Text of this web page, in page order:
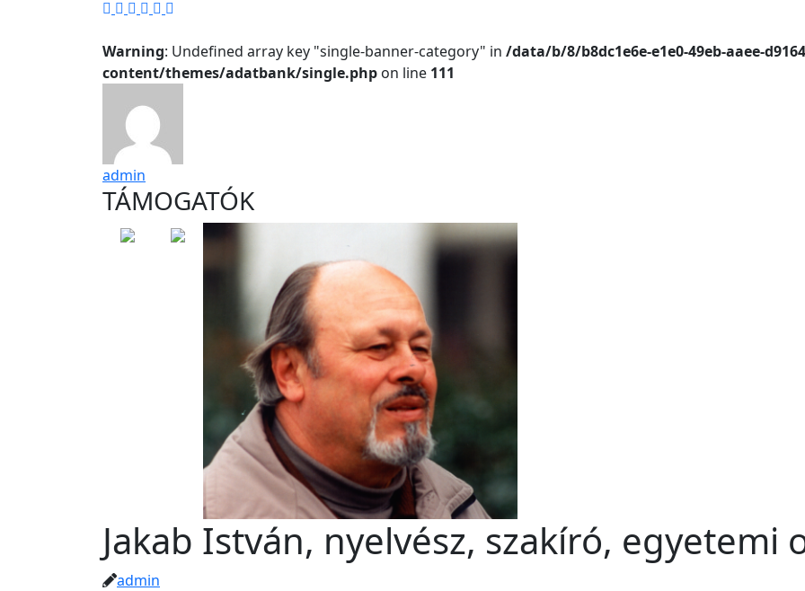
Warning: Undefined array key "single-banner-category" in /data/b/8/b8dc1e6e-e1e0-49eb-aaee-
content/themes/adatbank/single.php on line 111
admin
TÁMOGATÓK
Jakab István, nyelvész, szakíró, egyetemi
admin